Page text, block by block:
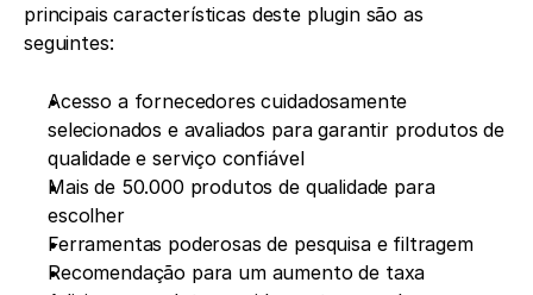
principais características deste plugin são as
seguintes:
Acesso a fornecedores cuidadosamente
selecionados e avaliados para garantir produtos de
qualidade e serviço confiável
Mais de 50.000 produtos de qualidade para
escolher
Ferramentas poderosas de pesquisa e filtragem
Recomendação para um aumento de taxa